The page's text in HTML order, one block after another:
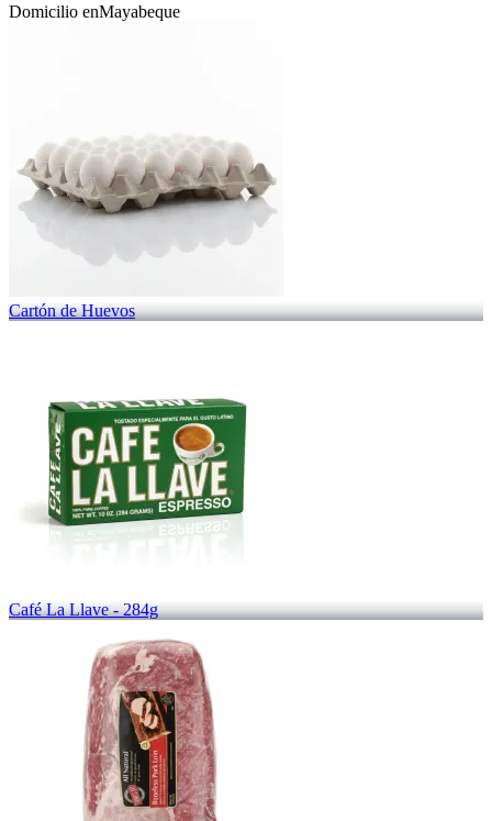
Domicilio enMayabeque
Cartón de Huevos
Café La Llave - 284g